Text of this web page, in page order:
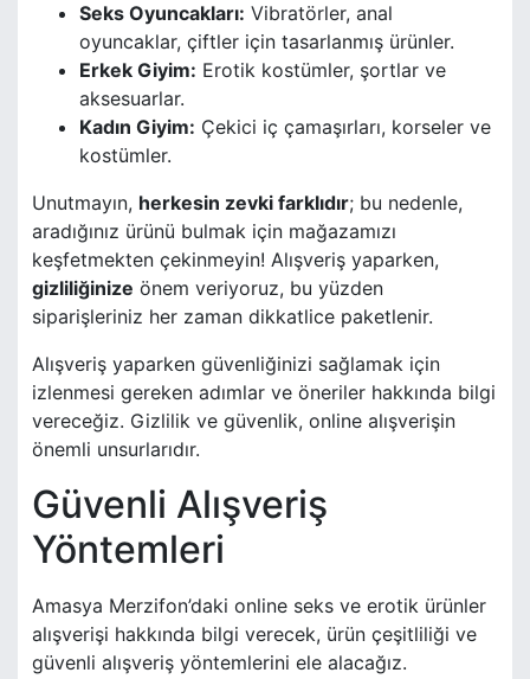
Seks Oyuncakları: Vibratörler, anal
oyuncaklar, çiftler için tasarlanmış ürünler.
Erkek Giyim: Erotik kostümler, şortlar ve
aksesuarlar.
Kadın Giyim: Çekici iç çamaşırları, korseler ve
kostümler.
Unutmayın, herkesin zevki farklıdır; bu nedenle,
aradığınız ürünü bulmak için mağazamızı
keşfetmekten çekinmeyin! Alışveriş yaparken,
gizliliğinize önem veriyoruz, bu yüzden
siparişleriniz her zaman dikkatlice paketlenir.
Alışveriş yaparken güvenliğinizi sağlamak için
izlenmesi gereken adımlar ve öneriler hakkında bilgi
vereceğiz. Gizlilik ve güvenlik, online alışverişin
önemli unsurlarıdır.
Güvenli Alışveriş
Yöntemleri
Amasya Merzifon’daki online seks ve erotik ürünler
alışverişi hakkında bilgi verecek, ürün çeşitliliği ve
güvenli alışveriş yöntemlerini ele alacağız.